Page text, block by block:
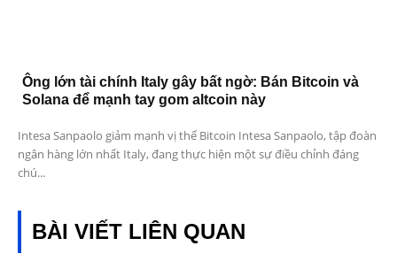
Ông lớn tài chính Italy gây bất ngờ: Bán Bitcoin và
Solana để mạnh tay gom altcoin này
Intesa Sanpaolo giảm mạnh vị thế Bitcoin Intesa Sanpaolo, tập đoàn
ngân hàng lớn nhất Italy, đang thực hiện một sự điều chỉnh đáng
chú...
BÀI VIẾT LIÊN QUAN